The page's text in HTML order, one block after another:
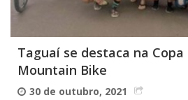
Taguaí se destaca na Copa
Mountain Bike
30 de outubro, 2021